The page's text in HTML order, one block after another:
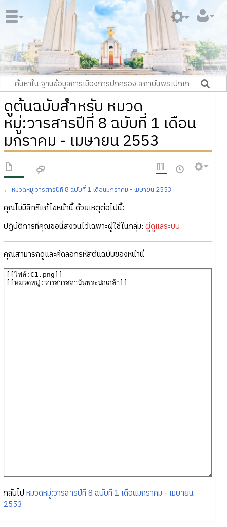
ดูต้นฉบับสำหรับ หมวด
หมู่:วารสารปีที่ 8 ฉบับที่ 1 เดือน
มกราคม - เมษายน 2553
← หมวดหมู่:วารสารปีที่ 8 ฉบับที่ 1 เดือนมกราคม - เมษายน 2553
คุณไม่มีสิทธิแก้ไขหน้านี้ ด้วยเหตุต่อไปนี้:
ปฏิบัติการที่คุณขอนี้สงวนไว้เฉพาะผู้ใช้ในกลุ่ม: ผู้ดูแลระบบ
คุณสามารถดูและคัดลอกรหัสต้นฉบับของหน้านี้
กลับไป หมวดหมู่:วารสารปีที่ 8 ฉบับที่ 1 เดือนมกราคม - เมษายน
2553